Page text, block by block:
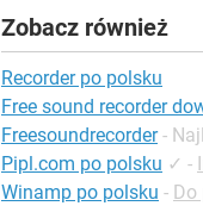
Zobacz również
Recorder po polsku
Free sound recorder
Freesoundrecorder -
Pipl.com po polsku ✓ -
Winamp po polsku -